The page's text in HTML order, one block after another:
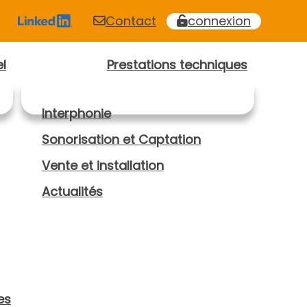
Contact connexion
Prestations techniques
Interphonie
Sonorisation et Captation
Vente et installation
Actualités